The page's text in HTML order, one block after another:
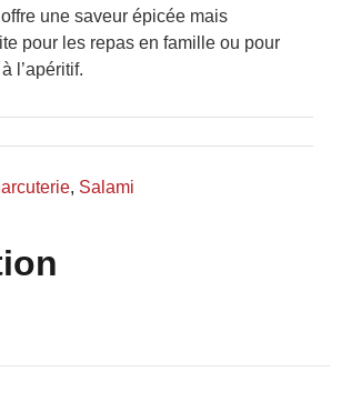
une saveur épicée mais
pour les repas en famille ou pour
l’apéritif.
, Salami